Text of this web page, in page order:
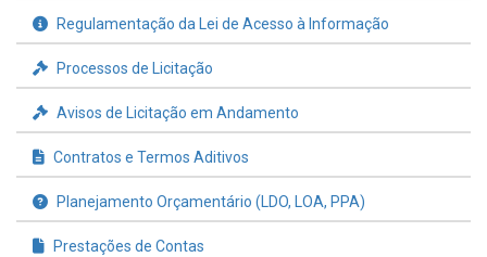
Regulamentação da Lei de Acesso à Informação
Processos de Licitação
Avisos de Licitação em Andamento
Contratos e Termos Aditivos
Planejamento Orçamentário (LDO, LOA, PPA)
Prestações de Contas